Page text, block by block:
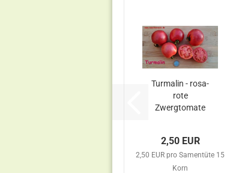
Turmalin - rosa-
rote
Zwergtomate
2,50 EUR
2,50 EUR pro Samentüte 15
Korn